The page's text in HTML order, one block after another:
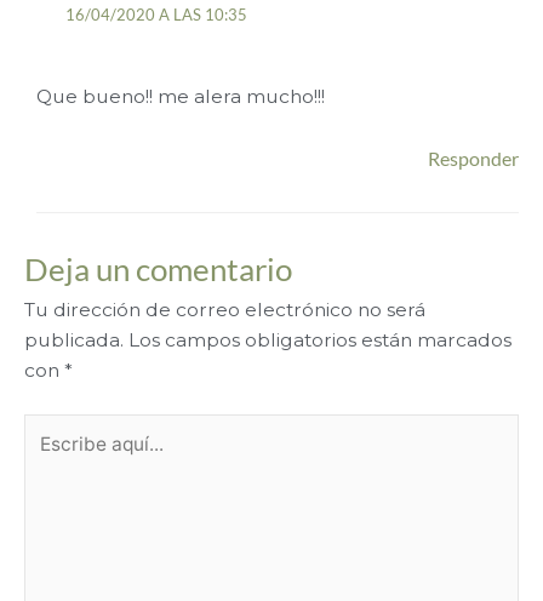
16/04/2020 A LAS 10:35
Que bueno!! me alera mucho!!!
Responder
Deja un comentario
Tu dirección de correo electrónico no será
publicada. Los campos obligatorios están marcados
con *
aquí...